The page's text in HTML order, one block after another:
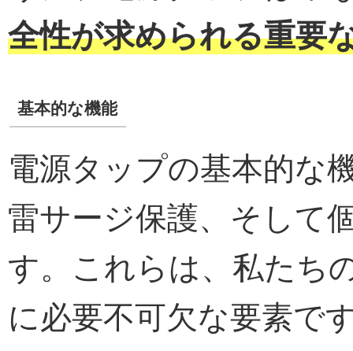
全性が求められる重要
基本的な機能
電源タップの基本的な
雷サージ保護、そして
す。これらは、私たち
に必要不可欠な要素で